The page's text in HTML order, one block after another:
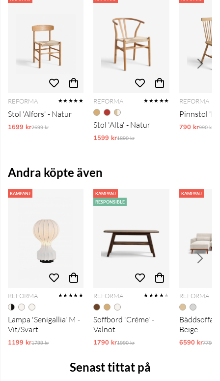
REFORMA ★★★★★
Stol 'Alfors' - Natur
1699 krOrdinarie pris:
2699 kr
REFORMA ★★★★★
Stol 'Alta' - Natur
1599 krOrdinarie pris:
1890 kr
REFORMA
Pinnstol
790 kr990 kr
Andra köpte även
KAMPANJ
REFORMA ★★★★★
Lampa 'Senigallia' M -
Vit/Svart
1199 krOrdinarie pris:
1799 kr
KAMPANJ
RESPONSIBLE
REFORMA ★★★★★
Soffbord 'Créme' -
Valnöt
1790 krOrdinarie pris:
1990 kr
KAMPANJ
REFORMA
Bäddsoffa
Beige
6590 kr7790 kr
Senast tittat på